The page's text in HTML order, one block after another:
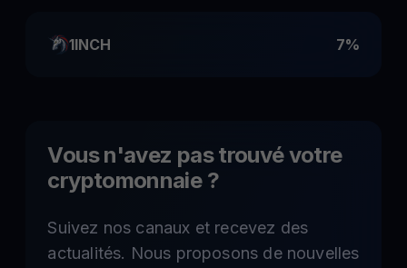
1INCH 7%
Vous n'avez pas trouvé votre
cryptomonnaie ?
Suivez nos canaux et recevez des
actualités. Nous proposons de nouvelles